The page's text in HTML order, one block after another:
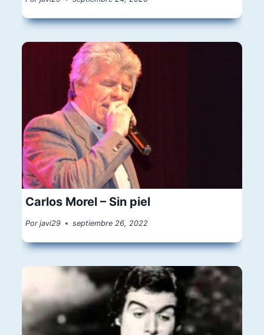
Carlos Morel – Sin piel
Por javi29 septiembre 26, 2022